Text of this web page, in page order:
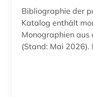
trauungsbuch (1)
ukraine (1)
Bibliographie der
Katalog enthält
Monographien
(Stand: Mai 2026).